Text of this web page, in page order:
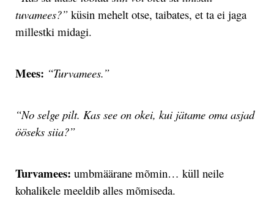
tuvamees?”küsin mehelt otse, taibates, et ta ei jaga
millestki midagi.
Mees: “Turvamees.”
“No selge pilt. Kas see on okei, kui jätame oma asjad
ööseks siia?”
Turvamees: umbmäärane mõmin… küll neile
kohalikele meeldib alles mõmiseda.